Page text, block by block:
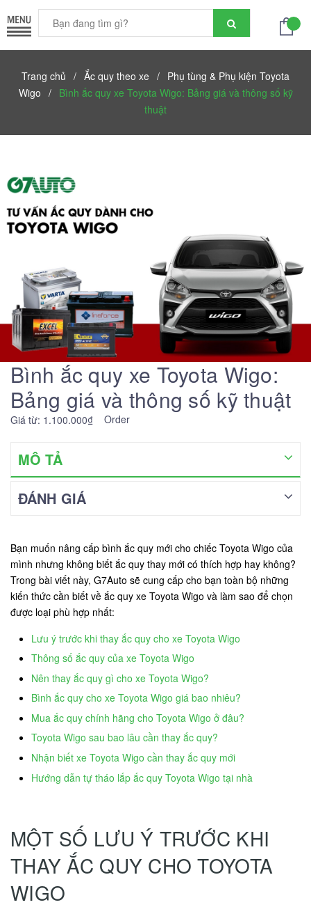
Trang chủ / Ắc quy theo xe / Phụ tùng & Phụ kiện Toyota
Wigo / Bình ắc quy xe Toyota Wigo: Bảng giá và thông số kỹ
thuật
Bình ắc quy xe Toyota Wigo:
Bảng giá và thông số kỹ thuật
Giá từ: 1.100.000₫ Order
MÔ TẢ
ĐÁNH GIÁ
Bạn muốn nâng cấp bình ắc quy mới cho chiếc Toyota Wigo của
mình nhưng không biết ắc quy thay mới có thích hợp hay không?
Trong bài viết này, G7Auto sẽ cung cấp cho bạn toàn bộ những
kiến thức cần biết về ắc quy xe Toyota Wigo và làm sao để chọn
được loại phù hợp nhất:
Lưu ý trước khi thay ắc quy cho xe Toyota Wigo
Thông số ắc quy của xe Toyota Wigo
Nên thay ắc quy gì cho xe Toyota Wigo?
Bình ắc quy cho xe Toyota Wigo giá bao nhiêu?
Mua ắc quy chính hãng cho Toyota Wigo ở đâu?
Toyota Wigo sau bao lâu cần thay ắc quy?
Nhận biết xe Toyota Wigo cần thay ắc quy mới
Hướng dẫn tự tháo lắp ắc quy Toyota Wigo tại nhà
MỘT SỐ LƯU Ý TRƯỚC KHI
THAY ẮC QUY CHO TOYOTA
WIGO